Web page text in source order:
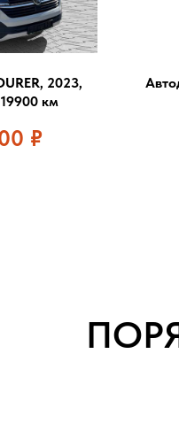
2023,
км
₽